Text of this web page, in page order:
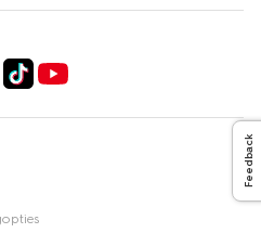
Feedback